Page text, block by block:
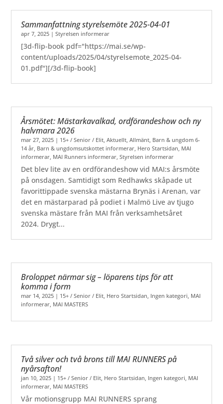
Sammanfattning styrelsemöte 2025-04-01
apr 7, 2025 |Styrelsen informerar
[3d-flip-book pdf="https://mai.se/wp-
content/uploads/2025/04/styrelsemote_2025-04-
01.pdf"][/3d-flip-book]
Årsmötet: Mästarkavalkad, ordförandeshow och ny
halvmara 2026
mar 27, 2025 | 15+ / Senior / Elit,Aktuellt,Allmänt, Barn & ungdom 6-
14 år, Barn & ungdomsutskottet informerar, Hero Startsidan, MAI
informerar, MAI Runners informerar,Styrelsen informerar
Det blev lite av en ordförandeshow vid MAI:s årsmöte
på onsdagen. Samtidigt som Redhawks skåpade ut
favorittippade svenska mästarna Brynäs i Arenan, var
det en mästarparad på podiet i Malmö Live av tjugo
svenska mästare från MAI från verksamhetsåret
2024. Drygt...
Broloppet närmar sig – löparens tips för att
komma i form
mar 14, 2025 | 15+ / Senior / Elit, Hero Startsidan, Ingen kategori, MAI
informerar, MAI MASTERS
Två silver och två brons till MAI RUNNERS på
nyårsafton!
jan 10, 2025 | 15+ / Senior / Elit Hero Startsidan Ingen kategori MAI
informerar MAI MASTERS
Vår motionsgrupp MAI RUNNERS sprang